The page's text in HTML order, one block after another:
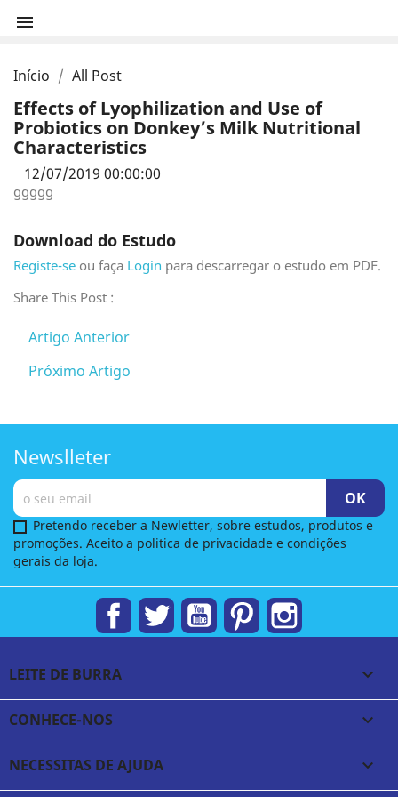

Início All Post
Effects of Lyophilization and Use of
Probiotics on Donkey’s Milk Nutritional
Characteristics
12/07/2019 00:00:00
ggggg
Download do Estudo
Registe-se ou faça Login para descarregar o estudo em PDF.
Share This Post :
Artigo Anterior
Próximo Artigo
Newslleter
Pretendo receber a Newletter, sobre estudos, produtos e
promoções. Aceito a politica de privacidade e condições
gerais da loja.
FacebookTwitter YouTubePinterest
LEITE DE BURRA 
CONHECE-NOS 
NECESSITAS DE AJUDA 